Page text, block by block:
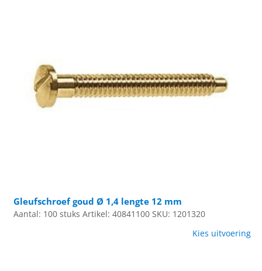
Gleufschroef goud Ø 1,4 lengte 12 mm
Aantal: 100 stuks Artikel: 40841100 SKU: 1201320
Kies uitvoering